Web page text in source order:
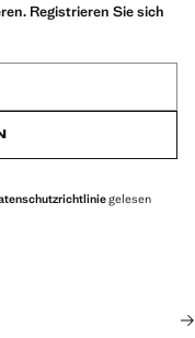
Registrieren Sie sich
gelesen